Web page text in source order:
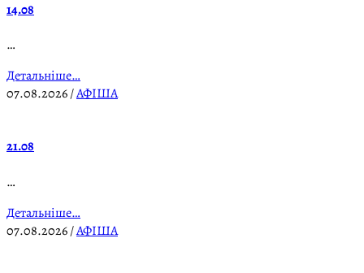
14.08
…
Детальніше…
07.08.2026/АФІША
21.08
…
Детальніше…
07.08.2026/АФІША